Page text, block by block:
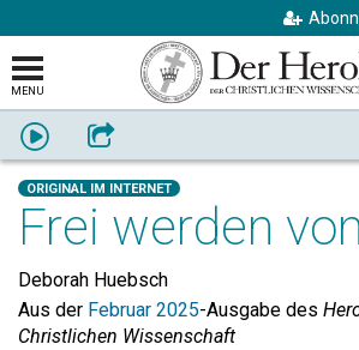
MENU
AnhörenWeiterempfehlen
ORIGINAL IM INTERNET
Frei werden
Deborah Huebsch
Aus der Februar 2025-Ausgabe des
Christlichen Wissenschaft